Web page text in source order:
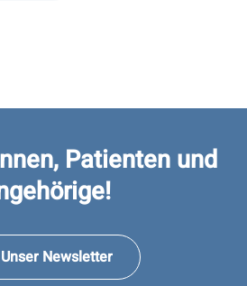
Patienten und
Unser Newsletter